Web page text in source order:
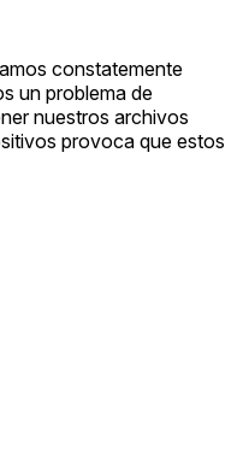
constatemente
un problema de
nuestros archivos
provoca que estos